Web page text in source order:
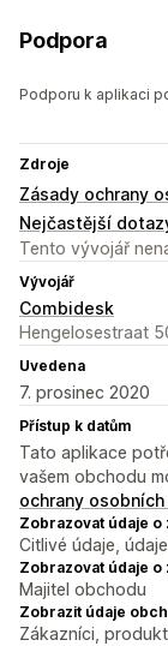
Podpora
Podporu k aplikaci
Zdroje
Zásady ochrany
Nejčastější
Tento vývojář
Vývojář
Combidesk
Hengelosestraat
Uvedena
7. prosinec 2020
Přístup k datům
Tato aplikace
vašem obchodu
ochrany
Zobrazovat údaje o
Citlivé údaje,
Zobrazovat údaje
Majitel obchodu
Zobrazit údaje
Zákazníci,